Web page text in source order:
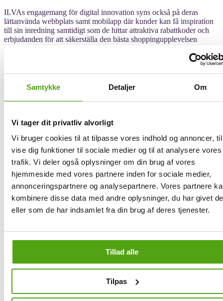
Samtykke Detaljer Om
Vi tager dit privatliv alvorligt
Vi bruger cookies til at tilpasse vores indhold og annoncer,
vise dig funktioner til sociale medier og til at analysere vores
trafik. Vi deler også oplysninger om din brug af vores
hjemmeside med vores partnere inden for sociale medier,
annonceringspartnere og analysepartnere. Vores partnere
kombinere disse data med andre oplysninger, du har givet
eller som de har indsamlet fra din brug af deres tjenester.
Tillad alle
Tilpas
ILVAs engagemang för digital innovation syns också på deras
lättanvända webbplats samt mobilapp där kunder kan få inspiration
till sin inredning samtidigt som de hittar attraktiva rabattkoder och
erbjudanden för att säkerställa den bästa shoppingupplevelsen
Kunderna kan ta del av specialerbjudanden genom att anmäla sig till
ILVAs nyhetsbrev där exklusiva erbjudanden samt tidiga varningar
om reor skickas ut till prenumeranterna. Möbelvaruhuset erbjuder
även ett lojalitetsprogram där stamkunder belönas med ytterligare
besparingar samt andra förmåner.
personliga rabatter på deras speciella dagar – något vi anser vara en
extra anledning att handla hos dem! Vidare erbjuder företaget
välkomstrabatter till nya kunder.
Möbelbutiken ILVA erbjuder säsongsförsäljning såväl som flash
deals riktade mot prisjägare som letar efter de senaste trenderna till
rabatterade priser; särskilt Black Friday- respektive Cyber Monday-
reor med fantastiska erbjudanden! Sammantaget framstår ILVA vara
en modern möbelbutik – alltid redo med attraktiva erbjudanden såväl
som rabattkoder för att säkerställa den bästa shoppingupplevelsen
online.
Få rabatt hos Ilva via Savier
Hitta bäst rabatt hos Ilva! Med Savier behöver du inte leta efter
rabatter – vår shoppingassistent gör det åt dig istället!
Rabattkoder (även kända som kampanj- eller kupongkoder) spelar